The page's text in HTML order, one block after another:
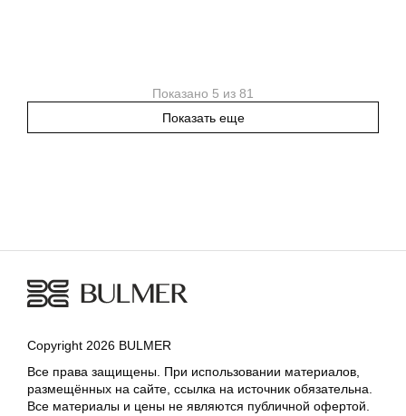
Показано 5 из 81
Показать еще
Copyright 2026 BULMER
Все права защищены. При использовании материалов,
размещённых на сайте, ссылка на источник обязательна.
Все материалы и цены не являются публичной офертой.